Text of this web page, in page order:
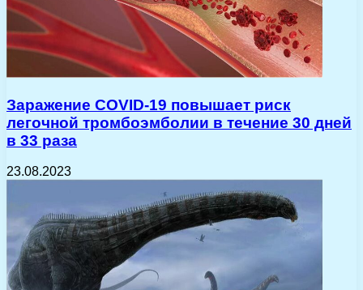
Заражение COVID-19 повышает риск
легочной тромбоэмболии в течение 30 дней
в 33 раза
23.08.2023